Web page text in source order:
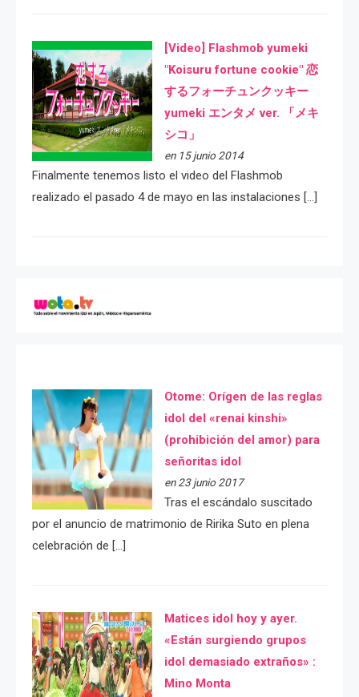
[Video] Flashmob yumeki
"Koisuru fortune cookie" 恋
するフォーチュンクッキー
yumeki エンタメ ver. 「メキ
シコ」
en 15 junio 2014
Finalmente tenemos listo el video del Flashmob
realizado el pasado 4 de mayo en las instalaciones […]
Otome: Orígen de las reglas
idol del «renai kinshi»
(prohibición del amor) para
señoritas idol
en 23 junio 2017
Tras el escándalo suscitado
por el anuncio de matrimonio de Ririka Suto en plena
celebración de […]
Matices idol hoy y ayer.
«Están surgiendo grupos
idol demasiado extraños» :
Mino Monta